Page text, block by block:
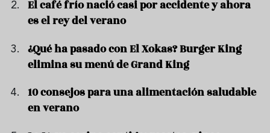
El café frío nació casi por accidente y ahora
es el rey del verano
¿Qué ha pasado con El Xokas? Burger King
elimina su menú de Grand King
10 consejos para una alimentación saludable
en verano